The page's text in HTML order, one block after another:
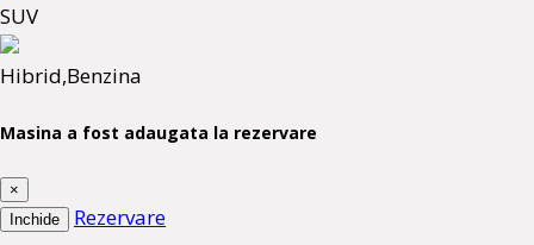
SUV
Hibrid,Benzina
Masina a fost adaugata la rezervare
×
Inchide
Rezervare